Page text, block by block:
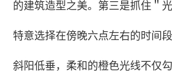
的建筑造型之美。第三是抓住＂
特意选择在傍晚六点左右的时间
斜阳低垂，柔和的橙色光线不仅